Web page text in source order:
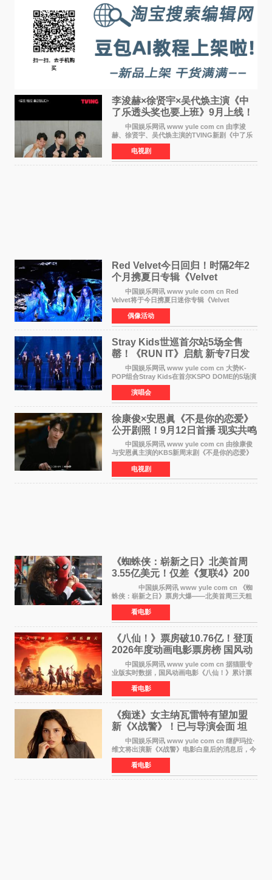
李浚赫×徐贤宇×吴代焕主演《中
了乐透头奖也要上班》9月上线！
TVING先网后台
中国娱乐网讯 www yule com cn 由李浚
赫、徐贤宇、吴代焕主演的TVING新剧《中了乐
透头奖也要上班》定档9月10日播出，随后于9月
14日起登陆tvN月火档，实现先网后台双平台播出
模式。 本剧改
电视剧
Red Velvet今日回归！时隔2年2
个月携夏日专辑《Velvet
Summer》重启完整体活动
中国娱乐网讯 www yule com cn Red
Velvet将于今日携夏日迷你专辑《Velvet
Summer》时隔2年2个月重启完整体活动。这张
于8月3日发行的专辑，主打柔和成熟氛围的夏日
音乐，收录了成员们想着
偶像活动
Stray Kids世巡首尔站5场全售
罄！《RUN IT》启航 新专7日发
中国娱乐网讯 www yule com cn 大势K-
POP组合Stray Kids在首尔KSPO DOME的5场演
唱会全部售罄，为新世界巡演拉开序幕。据所属
社JYP娱乐透露，Stray Kids于上月25至26日、
29日及本月1至2日
演唱会
徐康俊×安恩眞《不是你的恋爱》
公开剧照！9月12日首播 现实共鸣
罗曼史来袭
中国娱乐网讯 www yule com cn 由徐康俊
与安恩眞主演的KBS新周末剧《不是你的恋爱》
于近日公开首波剧照，正式定档9月12日首
播。 剧照中，徐康俊与安恩眞并肩而坐，眼
神中流露出复杂而微
电视剧
《蜘蛛侠：崭新之日》北美首周
3.55亿美元！仅差《复联4》200
万 影史第二全球开画
中国娱乐网讯 www yule com cn 《蜘
蛛侠：崭新之日》票房大爆——北美首周三天粗
报3 55亿美元，仅比影史最高北美开画《复仇者
联盟4：终局之战》的3 571亿美元少200万出头，
精报调整后仍
看电影
《八仙！》票房破10.76亿！登顶
2026年度动画电影票房榜 国风动
画逆袭暑期档
中国娱乐网讯 www yule com cn 据猫眼专
业版实时数据，国风动画电影《八仙！》累计票
房突破10 76亿元，超过《熊出没·年年有熊》，
暂列2026年度动画影片票房榜冠军。该片自暑期
档登陆院线以
看电影
《痴迷》女主纳瓦雷特有望加盟
新《X战警》！已与导演会面 坦
言“魔形女一直很酷”
中国娱乐网讯 www yule com cn 继萨玛拉·
维文将出演新《X战警》电影白皇后的消息后，今
年暑期档大热恐怖片《痴迷》女主角印达·纳瓦雷
特也有望加盟这部备受瞩目的漫威新作——目前
还处于有
看电影